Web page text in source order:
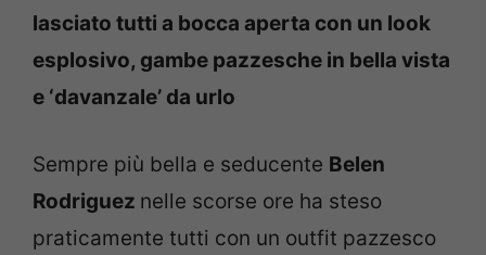
lasciato tutti a bocca aperta con un look
esplosivo, gambe pazzesche in bella vista
e ‘davanzale’ da urlo
Sempre più bella e seducente Belen
Rodriguez nelle scorse ore ha steso
praticamente tutti con un outfit pazzesco